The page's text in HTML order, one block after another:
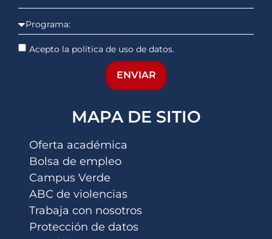
Acepto la política de uso de datos.
ENVIAR
MAPA DE SITIO
Oferta académica
Bolsa de empleo
Campus Verde
ABC de violencias
Trabaja con nosotros
Protección de datos